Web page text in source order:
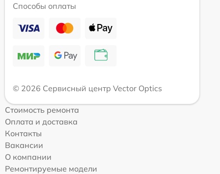
Способы оплаты
© 2026 Сервисный центр Vector Optics
Стоимость ремонта
Оплата и доставка
Контакты
Вакансии
О компании
Ремонтируемые модели